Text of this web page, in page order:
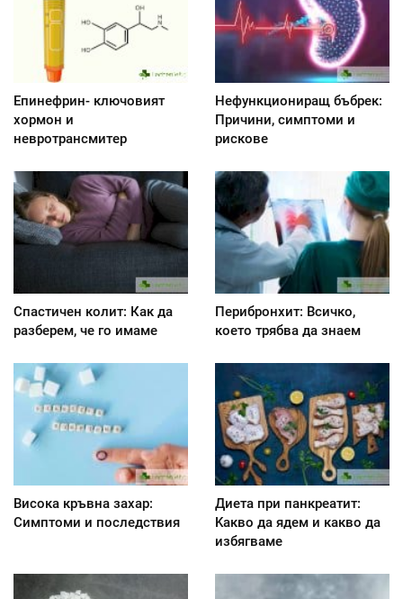
Епинефрин- ключовият
хормон и
невротрансмитер
Нефункциониращ бъбрек:
Причини, симптоми и
рискове
Спастичен колит: Как да
разберем, че го имаме
Перибронхит: Всичко,
което трябва да знаем
Висока кръвна захар:
Симптоми и последствия
Диета при панкреатит:
Kакво да ядем и какво да
избягваме